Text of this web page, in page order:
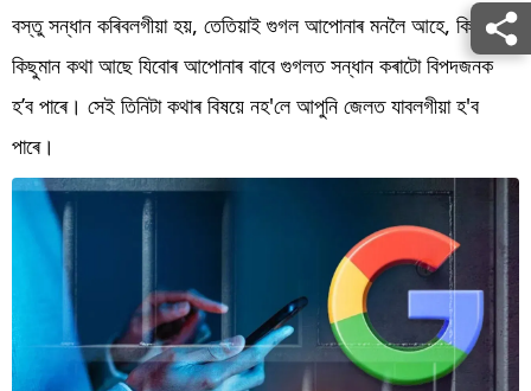
শিক্ষা
খেল
বিশ্ব
প্ৰযুক্তি
Videos
বস্তু সন্ধান কৰিবলগীয়া হয়, তেতিয়াই গুগল আপোনাৰ মনলৈ আহে, কিন্তু
কিছুমান কথা আছে যিবোৰ আপোনাৰ বাবে গুগলত সন্ধান কৰাটো বিপদজনক
হ’ব পাৰে। সেই তিনিটা কথাৰ বিষয়ে নহ'লে আপুনি জেলত যাবলগীয়া হ'ব
পাৰে।